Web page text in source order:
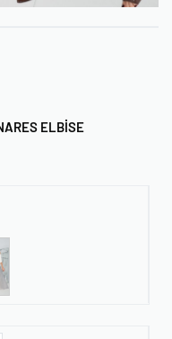
ELBISE